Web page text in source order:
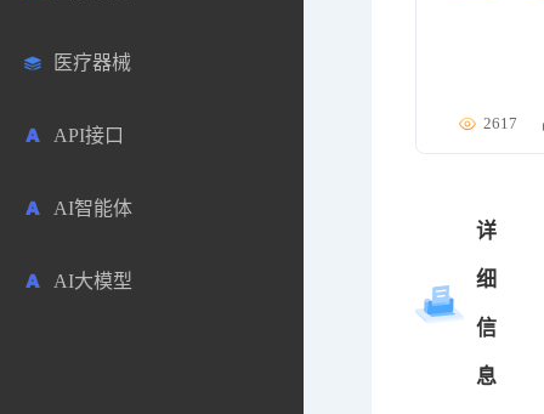
合成化工
药物分析
毒性数据库
原辅料包材
其他各国
医药科普
文献下载
文献管理
医药专利
商业专利数据库
免费专利库
医疗器械
API接口
AI智能体
AI大模型
2617
详
细
信
息